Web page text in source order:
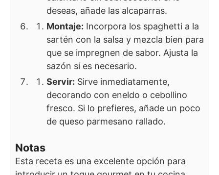
deseas, añade las alcaparras.
Montaje: Incorpora los spaghetti a la
sartén con la salsa y mezcla bien para
que se impregnen de sabor. Ajusta la
sazón si es necesario.
Servir: Sirve inmediatamente,
decorando con eneldo o cebollino
fresco. Si lo prefieres, añade un poco
de queso parmesano rallado.
Notas
Esta receta es una excelente opción para